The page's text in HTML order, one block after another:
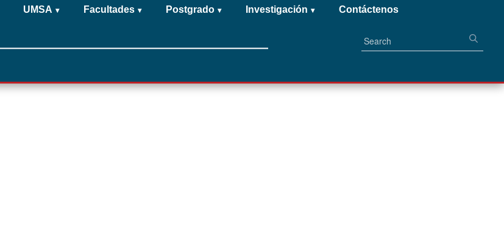
UMSA ▾ Facultades ▾ Postgrado ▾ Investigación ▾ Contáctenos